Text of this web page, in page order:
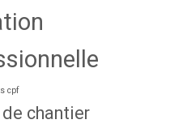
cpf
chantier